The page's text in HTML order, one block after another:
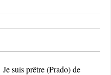
Je suis prêtre (Prado) de